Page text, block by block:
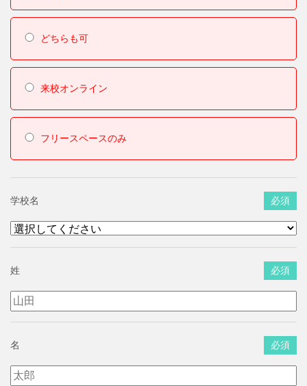
どちらも可
来校オンライン
フリースペースのみ
学校名 必須
姓 必須
名 必須